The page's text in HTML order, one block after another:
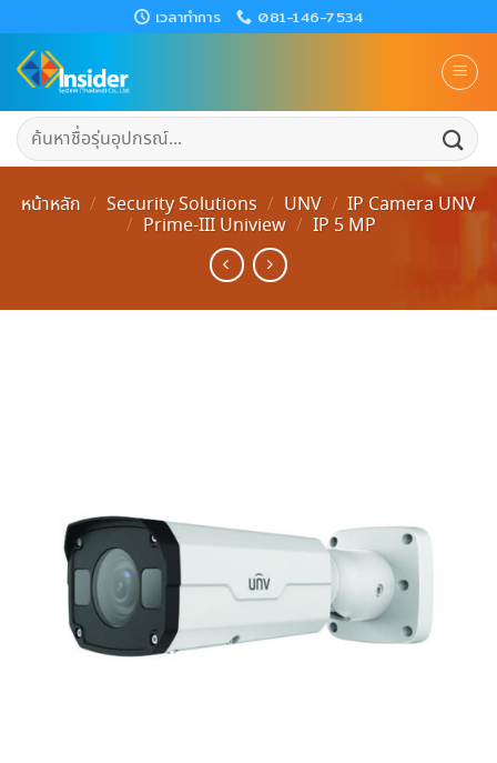
to
content
เวลาทำการ 081-146-7534
ค้นหา:
หน้าหลัก / Security Solutions / UNV / IP Camera UNV
/ Prime-III Uniview / IP 5 MP